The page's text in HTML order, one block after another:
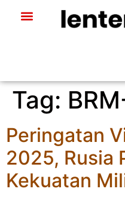
Tag:
Peringatan
2025, Rusia
Kekuatan